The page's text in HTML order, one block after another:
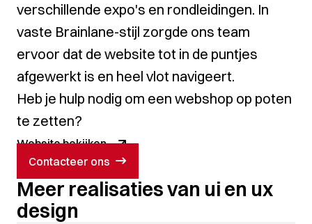
verschillende expo's en rondleidingen. In
vaste Brainlane-stijl zorgde ons team
ervoor dat de website tot in de puntjes
afgewerkt is en heel vlot navigeert.
Heb je hulp nodig om een webshop op poten
te zetten?
Website bekijken
Contacteer ons
Meer realisaties van ui en ux
design